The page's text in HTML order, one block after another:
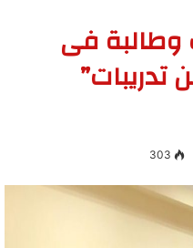
وطالبة فى
تدريبات”
303